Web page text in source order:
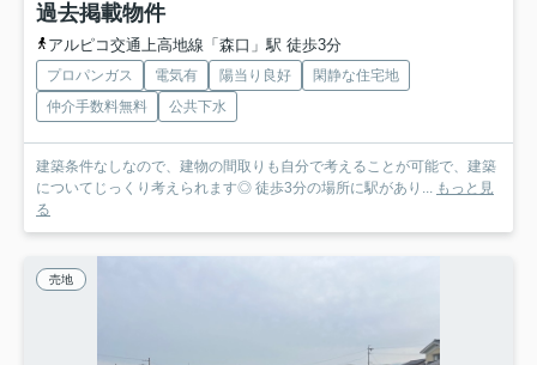
過去掲載物件
アルピコ交通上高地線「森口」駅 徒歩3分
プロパンガス 電気有 陽当り良好
閑静な住宅地
仲介手数料無料
公共下水
建築条件なしなので、建物の間取りも自分で考えることが可能で、建築
についてじっくり考えられます◎ 徒歩3分の場所に駅があり... もっと見
る
売地